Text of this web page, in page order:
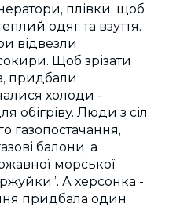
плівки, щоб
одяг та взуття.
відвезли
Щоб зрізати
придбали
холоди -
обігріву. Люди з сіл,
газопостачання,
балони, а
морської
А херсонка -
придбала один